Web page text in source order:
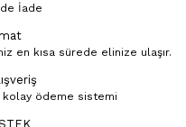
İade
en kısa sürede elinize ulaşır.
kolay ödeme sistemi